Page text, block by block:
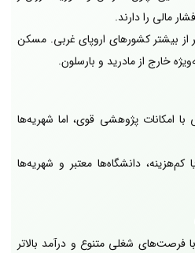
مالی را دارند.
از بیشتر کشورهای اروپای غربی. مسکن
خارج از مادرید و بارسلون.
با امکانات پژوهشی قوی، اما شهریه‌ها
کم‌هزینه، دانشگاه‌ها معتبر و شهریه‌ها
فرصت‌های شغلی متنوع و درآمد بالاتر